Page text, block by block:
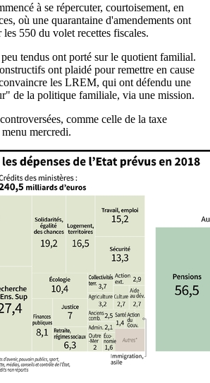
à se répercuter, courtoisement, en
où une quarantaine d'amendements ont
550 du volet recettes fiscales.
tendus ont porté sur le quotient familial.
ont plaidé pour remettre en cause
les LREM, qui ont défendu une
de la politique familiale, via une mission.
comme celle de la taxe
mercredi.